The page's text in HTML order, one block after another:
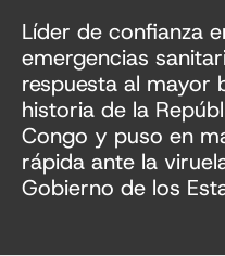
Líder de confianza
emergencias
respuesta al mayor
historia de la
Congo y puso en
rápida ante la
Gobierno de los